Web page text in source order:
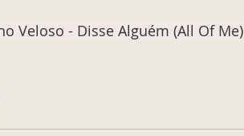
Veloso - Disse Alguém (All Of Me)